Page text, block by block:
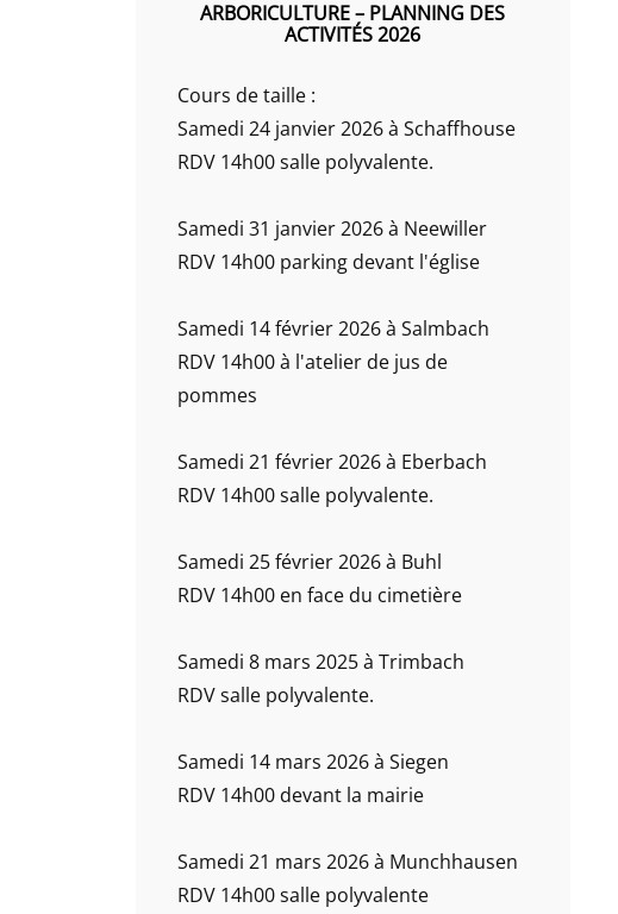
ARBORICULTURE – PLANNING DES
ACTIVITÉS 2026
Cours de taille :
Samedi 24 janvier 2026 à Schaffhouse
RDV 14h00 salle polyvalente.
Samedi 31 janvier 2026 à Neewiller
RDV 14h00 parking devant l'église
Samedi 14 février 2026 à Salmbach
RDV 14h00 à l'atelier de jus de
pommes
Samedi 21 février 2026 à Eberbach
RDV 14h00 salle polyvalente.
Samedi 25 février 2026 à Buhl
RDV 14h00 en face du cimetière
Samedi 8 mars 2025 à Trimbach
RDV salle polyvalente.
Samedi 14 mars 2026 à Siegen
RDV 14h00 devant la mairie
Samedi 21 mars 2026 à Munchhausen
RDV 14h00 salle polyvalente